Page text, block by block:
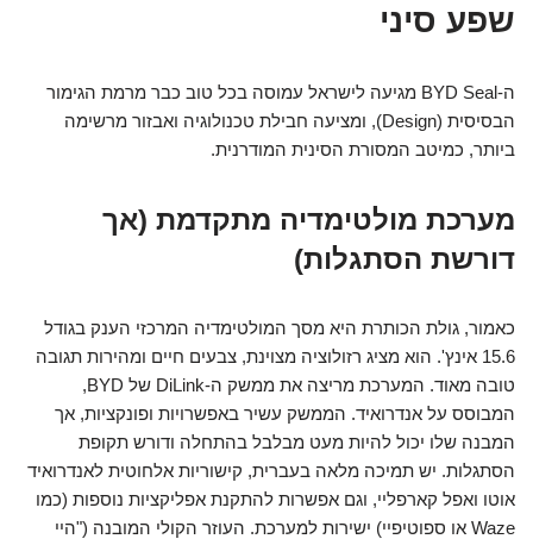
שפע סיני
ה-BYD Seal מגיעה לישראל עמוסה בכל טוב כבר מרמת הגימור
הבסיסית (Design), ומציעה חבילת טכנולוגיה ואבזור מרשימה
ביותר, כמיטב המסורת הסינית המודרנית.
מערכת מולטימדיה מתקדמת (אך
דורשת הסתגלות)
כאמור, גולת הכותרת היא מסך המולטימדיה המרכזי הענק בגודל
15.6 אינץ'. הוא מציג רזולוציה מצוינת, צבעים חיים ומהירות תגובה
טובה מאוד. המערכת מריצה את ממשק ה-DiLink של BYD,
המבוסס על אנדרואיד. הממשק עשיר באפשרויות ופונקציות, אך
המבנה שלו יכול להיות מעט מבלבל בהתחלה ודורש תקופת
הסתגלות. יש תמיכה מלאה בעברית, קישוריות אלחוטית לאנדרואיד
אוטו ואפל קארפליי, וגם אפשרות להתקנת אפליקציות נוספות (כמו
Waze או ספוטיפיי) ישירות למערכת. העוזר הקולי המובנה ("היי